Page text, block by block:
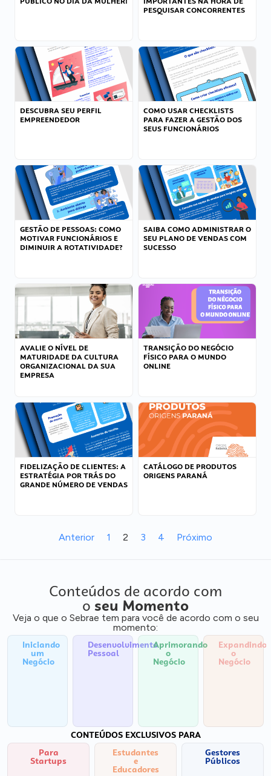
PESQUISAR CONCORRENTES
DESCUBRA SEU PERFIL
EMPREENDEDOR
COMO USAR CHECKLISTS
PARA FAZER A GESTÃO DOS
SEUS FUNCIONÁRIOS
GESTÃO DE PESSOAS: COMO
MOTIVAR FUNCIONÁRIOS E
DIMINUIR A ROTATIVIDADE?
SAIBA COMO ADMINISTRAR O
SEU PLANO DE VENDAS COM
SUCESSO
AVALIE O NÍVEL DE
MATURIDADE DA CULTURA
ORGANIZACIONAL DA SUA
EMPRESA
TRANSIÇÃO DO NEGÓCIO
FÍSICO PARA O MUNDO
ONLINE
FIDELIZAÇÃO DE CLIENTES: A
ESTRATÉGIA POR TRÁS DO
GRANDE NÚMERO DE VENDAS
CATÁLOGO DE PRODUTOS
ORIGENS PARANÁ
Anterior 1 2 3 4 Próximo
Conteúdos de acordo com
o seu Momento
Veja o que o Sebrae tem para você de acordo com o seu
momento:
Iniciando
um
Negócio
Desenvolvimento
Pessoal
Aprimorando
o
Negócio
Expandindo
o
Negócio
CONTEÚDOS EXCLUSIVOS PARA
Para
Startups
Estudantes
e
Educadores
Gestores
Públicos